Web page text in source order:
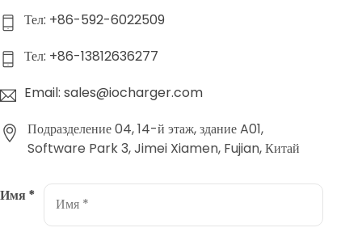
Тел: +86-592-6022509
Тел: +86-13812636277
Email: sales@iocharger.com
Подразделение 04, 14-й этаж, здание A01,
Software Park 3, Jimei Xiamen, Fujian, Китай
Имя *